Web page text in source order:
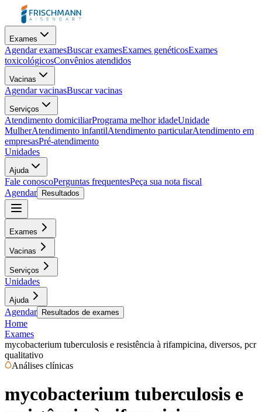
Exames
Agendar examesBuscar examesExames genéticosExames
toxicológicosConvênios atendidos
Vacinas
Agendar vacinasBuscar vacinas
Serviços
Atendimento domiciliarPrograma melhor idadeUnidade
MulherAtendimento infantilAtendimento particularAtendimento em
empresasPré-atendimento
Unidades
Ajuda
Fale conoscoPerguntas frequentesPeça sua nota fiscal
Agendar
Resultados
Exames
Vacinas
Serviços
Unidades
Ajuda
Agendar Resultados de exames
Home
Exames
mycobacterium tuberculosis e resistência à rifampicina, diversos, pcr
qualitativo
Análises clínicas
mycobacterium tuberculosis e